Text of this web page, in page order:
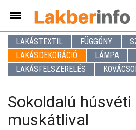
LAKÁSTEXTIL FÜGGÖNY
LAKÁSDEKORÁCIÓ
LÁMPA
LAKÁSFELSZERELÉS
Sokoldalú
muskátlival